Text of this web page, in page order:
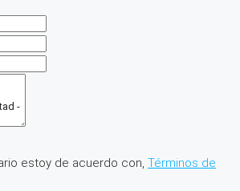
estoy de acuerdo con, Términos de